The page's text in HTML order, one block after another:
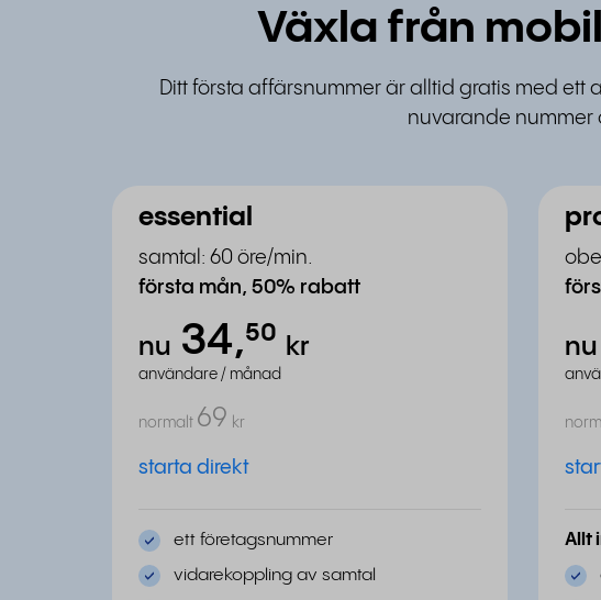
Växla från
Ditt första affärsnummer är alltid gratis med
nuvarande nummer
essential
samtal: 60 öre/min.
första mån, 50% rabatt
nu kr
34,⁵⁰
användare / månad
normalt kr
69
starta direkt
ett företagsnummer
vidarekoppling av samtal
nu
Allt